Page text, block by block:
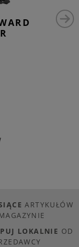
ARTYKUŁÓW
LOKALNIE OD